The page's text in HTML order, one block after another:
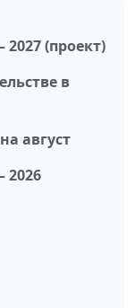
(проект)
в
август
2026